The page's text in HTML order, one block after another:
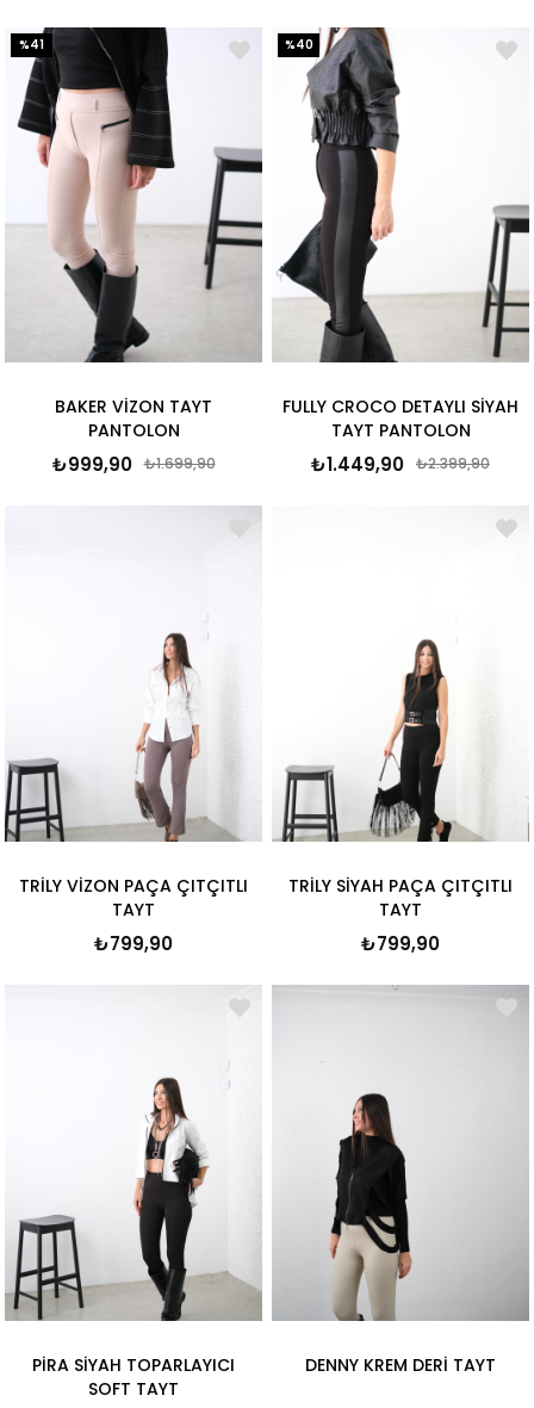
BAKER VİZON TAYT
PANTOLON
₺999,90 ₺1.699,90
%41
FULLY CROCO DETAYLI SİYAH
TAYT PANTOLON
₺1.449,90 ₺2.399,90
%40
TRİLY VİZON PAÇA ÇITÇITLI
TAYT
₺799,90
TRİLY SİYAH PAÇA ÇITÇITLI
TAYT
₺799,90
PİRA SİYAH TOPARLAYICI
SOFT TAYT
DENNY KREM DERİ TAYT